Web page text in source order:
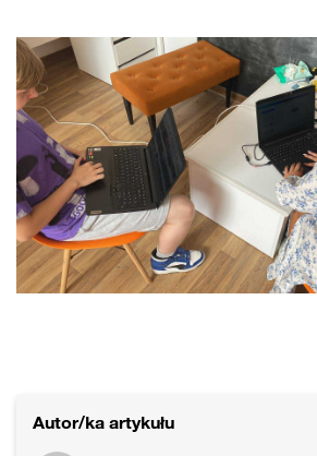
Autor/ka artykułu